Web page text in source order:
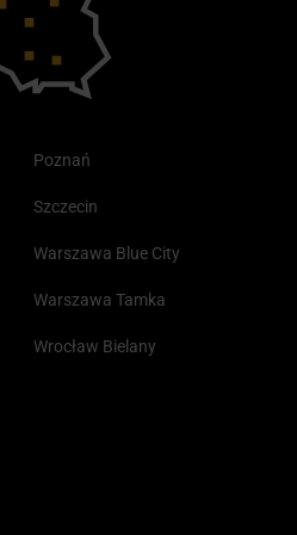
Poznań
Szczecin
Warszawa Blue City
Warszawa Tamka
Wrocław Bielany